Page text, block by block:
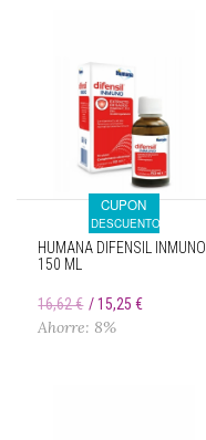
CUPON
DESCUENTO
HUMANA DIFENSIL INMUNO
150 ML
16,62 € 15,25 €
Ahorre: 8%